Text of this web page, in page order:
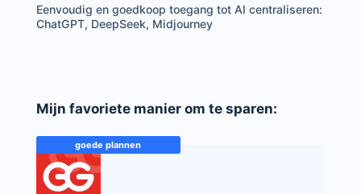
Eenvoudig en goedkoop toegang tot AI centraliseren:
ChatGPT, DeepSeek, Midjourney
Mijn favoriete manier om te sparen:
goede plannen